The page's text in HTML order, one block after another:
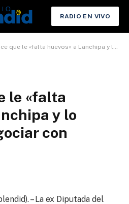
RADIO EN VIVO
le «falta huevos» a Lanchipa y lo acusa de negociar con Camacho
le «falta
y lo
con
– La ex Diputada del